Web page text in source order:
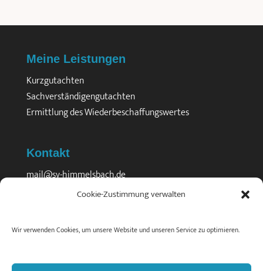
Cookie-Zustimmung verwalten
Wir verwenden Cookies, um unsere Website und unseren Service zu optimieren.
Meine Leistungen
Kurzgutachten
Sachverständigengutachten
Ermittlung des Wiederbeschaffungswertes
Kontakt
mail@sv-himmelsbach.de
Fax 0761 33164